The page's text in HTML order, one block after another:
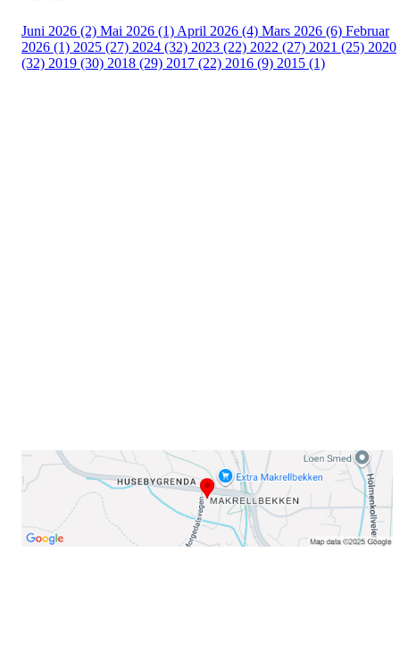
Juni 2026 (2) Mai 2026 (1) April 2026 (4) Mars 2026 (6) Februar
2026 (1) 2025 (27) 2024 (32) 2023 (22) 2022 (27) 2021 (25) 2020
(32) 2019 (30) 2018 (29) 2017 (22) 2016 (9) 2015 (1)